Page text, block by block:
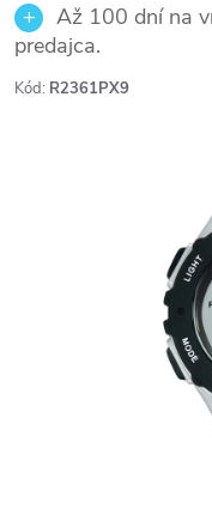
Až 100 dní na
predajca.
Kód: R2361PX9